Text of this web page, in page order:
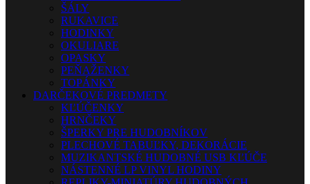
ŠÁLY
RUKAVICE
HODINKY
OKULIARE
OPASKY
PEŇAŽENKY
TOPÁNKY
DARČEKOVÉ PREDMETY
KĽÚČENKY
HRNČEKY
ŠPERKY PRE HUDOBNÍKOV
PLECHOVÉ TABUĽKY, DEKORÁCIE
MUZIKANTSKÉ HUDOBNÉ USB KĽÚČE
NÁSTENNÉ LP VINYL HODINY